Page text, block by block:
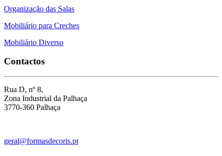
Organização das Salas
Mobiliário para Creches
Mobiliário Diverso
Contactos
Rua D, nº 8,
Zona Industrial da Palhaça
3770-360 Palhaça
geral@formasdecoris.pt